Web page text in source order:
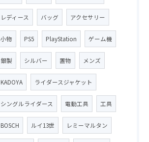
レディース バッグ アクセサリー
小物 PS5 PlayStation ゲーム機
銀製 シルバー 置物 メンズ
KADOYA ライダースジャケット
シングルライダース 電動工具 工具
BOSCH ルイ13世 レミーマルタン